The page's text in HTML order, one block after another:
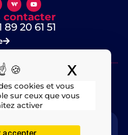
cookies et vous
sur ceux que vous
activer
accepter
X
contacter
89 20 61 51
All rights Reserved